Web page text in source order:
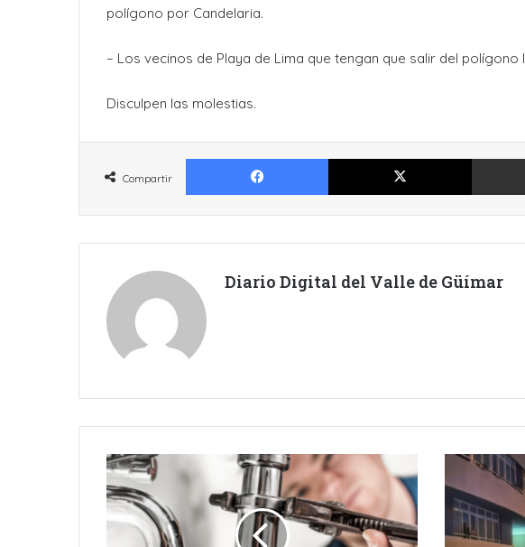
polígono por Candelaria.
– Los vecinos de Playa de Lima que tengan que salir del polígono
Disculpen las molestias.
Compartir
Facebook X
Diario Digital del Valle de Güímar
CORTE
DE
AGUA
EN
BARRANCO
BOMBEROS
ACTIVADOS
POR
ESCAPE